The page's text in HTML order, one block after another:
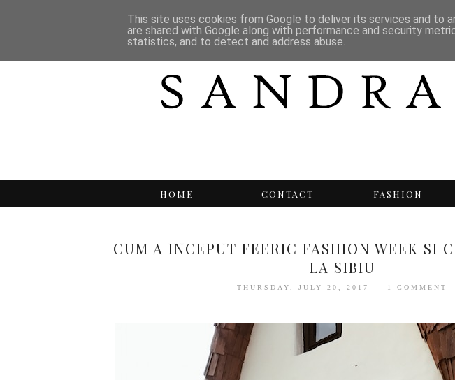
HOME CONTACT FASHION
CUM A INCEPUT FEERIC FASHION WEEK SI
LA SIBIU
THURSDAY, JULY 20, 2017 1 COMMENT
This site uses cookies from Google to deliver its services and to
are shared with Google along with performance and security
statistics, and to detect and address abuse.